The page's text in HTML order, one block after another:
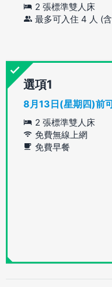
2 張標準雙人床
最多可入住 4 人 (
選項
8月13日(星期四)前
2 張標準雙人床
免費無線上網
免費早餐